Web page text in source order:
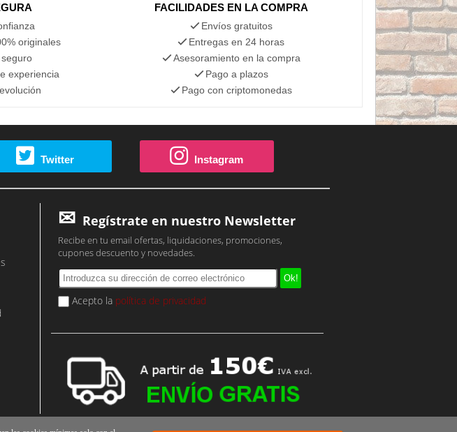
originales
experiencia
FACILIDADES EN LA COMPRA
Envíos gratuitos
Entregas en 24 horas
Asesoramiento en la compra
Pago a plazos
Pago con criptomonedas
Twitter Instagram
Regístrate en nuestro Newsletter
Recibe en tu email ofertas, liquidaciones, promociones,
cupones descuento y novedades.
Acepto la política de privacidad